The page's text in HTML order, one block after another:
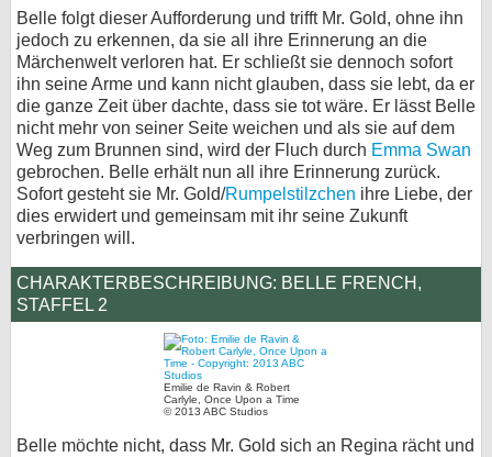
Belle folgt dieser Aufforderung und trifft Mr. Gold, ohne ihn
jedoch zu erkennen, da sie all ihre Erinnerung an die
Märchenwelt verloren hat. Er schließt sie dennoch sofort
ihn seine Arme und kann nicht glauben, dass sie lebt, da er
die ganze Zeit über dachte, dass sie tot wäre. Er lässt Belle
nicht mehr von seiner Seite weichen und als sie auf dem
Weg zum Brunnen sind, wird der Fluch durch Emma Swan
gebrochen. Belle erhält nun all ihre Erinnerung zurück.
Sofort gesteht sie Mr. Gold/Rumpelstilzchen ihre Liebe, der
dies erwidert und gemeinsam mit ihr seine Zukunft
verbringen will.
CHARAKTERBESCHREIBUNG: BELLE FRENCH,
STAFFEL 2
Emilie de Ravin & Robert
Carlyle, Once Upon a Time
© 2013 ABC Studios
Belle möchte nicht, dass Mr. Gold sich an Regina rächt und
Datenschutz
Cookie-Einstellungen
Impressum
Desktop-Ansicht
myFanbase